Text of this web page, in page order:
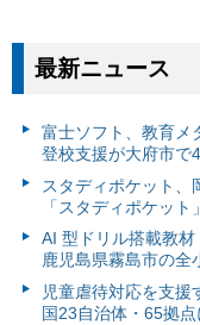
最新ニュース
富⼠ソフト、教育メ
登校支援が大府市で
スタディポケット、
「スタディポケット
AI 型ドリル搭載教材
鹿児島県霧島市の全
児童虐待対応を支援
国23自治体・65拠点